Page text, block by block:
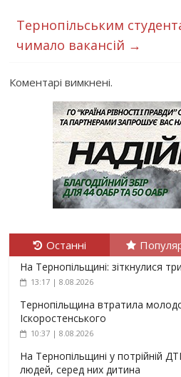
Тернопільським
чимало вакансій →
Коментарі вимкнені.
Останні
На Тернопільщині: зіткнулися
13:17 | 8.08.2026
Тернопільщина втратила
Іскоростенського
10:37 | 8.08.2026
На Тернопільщині у потрійній
людей, серед них дитина